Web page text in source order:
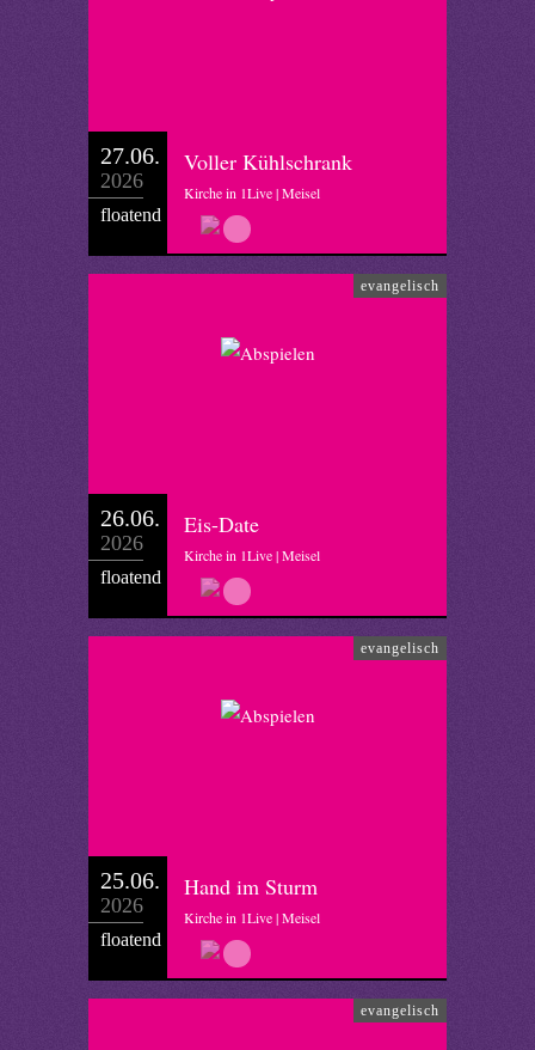
27.06.
2026
floatend
Voller Kühlschrank
Kirche in 1Live | Meisel
evangelisch
26.06.
2026
floatend
Eis-Date
Kirche in 1Live | Meisel
evangelisch
25.06.
2026
floatend
Hand im Sturm
Kirche in 1Live | Meisel
evangelisch